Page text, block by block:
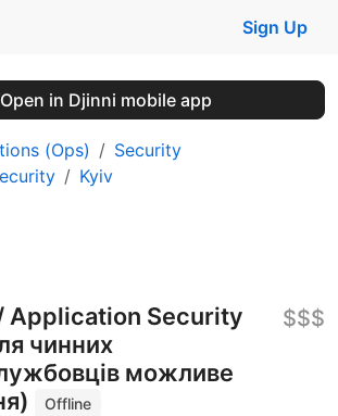
Sign Up
Open in Djinni mobile app
(Ops)
Security
Kyiv
Application Security
чинних
можливе
Offline
$$$